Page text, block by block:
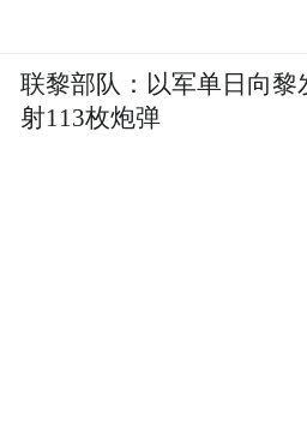
联黎部队：以军单日向黎
射113枚炮弹